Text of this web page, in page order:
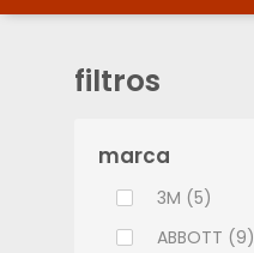
filtros
marca
3M (5)
ABBOTT (9)